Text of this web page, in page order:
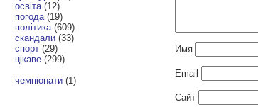
освіта (12)
погода (19)
політика (609)
скандали (33)
спорт (29)
цікаве (299)
чемпіонати (1)
Имя
Email
Сайт